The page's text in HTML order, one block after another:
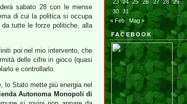
sabato 28 con le mense
di cui la politica si occupa
tutte le forze politiche, alla
poi nel mio intervento, che
delle cifre in gioco (quasi
e controllarlo.
lo Stato mette più energia nel
Autonoma Monopoli di
23 24 25 26 27 28
29
30
31
« Feb
Mag »
FACEBOOK